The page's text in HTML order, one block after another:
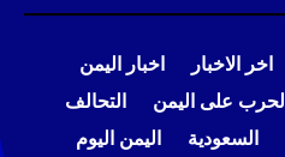
اخر الاخبار
اخبار اليمن
الحرب على اليمن
التحالف
السعودية اليمن اليوم